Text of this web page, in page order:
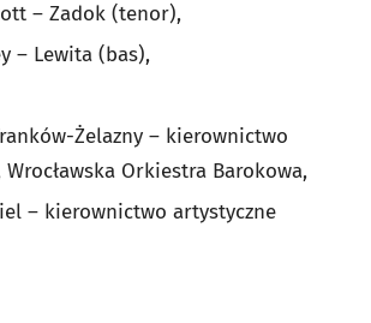
– Zadok (tenor),
– Lewita (bas),
Żelazny – kierownictwo
Orkiestra Barokowa,
– kierownictwo artystyczne